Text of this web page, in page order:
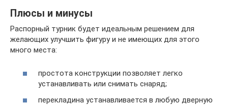
Плюсы и минусы
Распорный турник будет идеальным решением для
желающих улучшить фигуру и не имеющих для этого
много места:
простота конструкции позволяет легко
устанавливать или снимать снаряд;
перекладина устанавливается в любую дверную